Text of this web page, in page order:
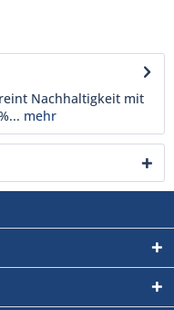
Nachhaltigkeit mit
mehr